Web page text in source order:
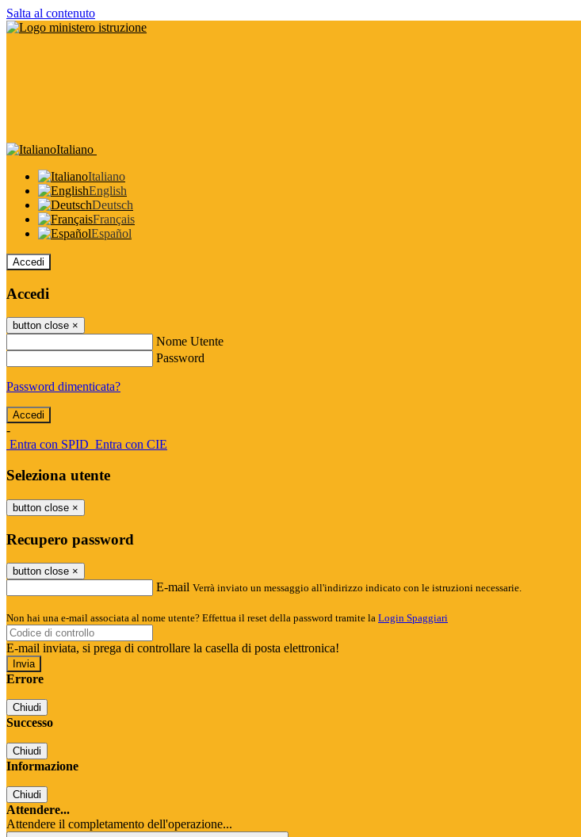
Salta al contenuto
Italiano
Italiano
English
Deutsch
Français
Español
Accedi
Accedi
button close ×
Nome Utente
Password
Password dimenticata?
-
Entra con SPID Entra con CIE
Seleziona utente
button close ×
Recupero password
button close ×
E-mail Verrà inviato un messaggio all'indirizzo indicato con le istruzioni necessarie.
Non hai una e-mail associata al nome utente? Effettua il reset della password tramite la Login Spaggiari
E-mail inviata, si prega di controllare la casella di posta elettronica!
Errore
Chiudi
Successo
Chiudi
Informazione
Chiudi
Attendere...
Attendere il completamento dell'operazione...